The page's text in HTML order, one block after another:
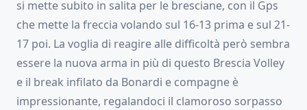
si mette subito in salita per le bresciane, con il Gps
che mette la freccia volando sul 16-13 prima e sul 21-
17 poi. La voglia di reagire alle difficoltà però sembra
essere la nuova arma in più di questo Brescia Volley
e il break infilato da Bonardi e compagne è
impressionante, regalandoci il clamoroso sorpasso